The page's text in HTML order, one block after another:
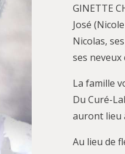
GINETTE
José
Nicolas,
ses neveux
La famille
Du Curé-
auront lieu
Au lieu de